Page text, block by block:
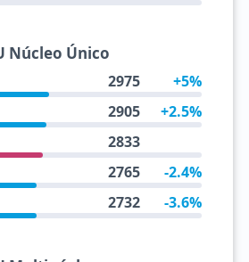
Núcleo Único
2975 +5%
2905 +2.5%
2833
2765 -2.4%
2732 -3.6%